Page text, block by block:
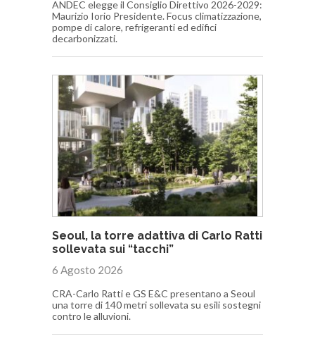
ANDEC elegge il Consiglio Direttivo 2026-2029:
Maurizio Iorio Presidente. Focus climatizzazione,
pompe di calore, refrigeranti ed edifici
decarbonizzati.
Seoul, la torre adattiva di Carlo Ratti
sollevata sui “tacchi”
6 Agosto 2026
CRA-Carlo Ratti e GS E&C presentano a Seoul
una torre di 140 metri sollevata su esili sostegni
contro le alluvioni.